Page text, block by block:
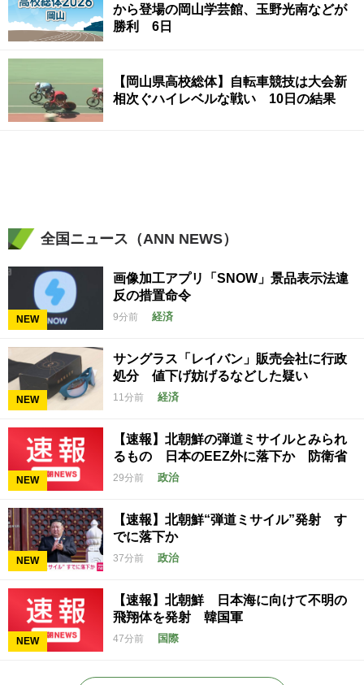
から登場の岡山学芸館、玉野光南などが
勝利 6日
【岡山県高校総体】自転車競技は大会新
相次ぐハイレベルな戦い 10日の結果
全国ニュース（ANN NEWS）
NEW
画像加工アプリ「SNOW」景品表示法違
反の措置命令
9分前 経済
NEW
サングラス「レイバン」販売会社に行政
処分 値下げ妨げるなどした疑い
11分前 経済
NEW
【速報】北朝鮮の弾道ミサイルとみられ
るもの 日本のEEZ外に落下か 防衛省
29分前 政治
NEW
【速報】北朝鮮“弾道ミサイル”発射 す
でに落下か
37分前 政治
NEW
【速報】北朝鮮 日本海に向けて不明の
飛翔体を発射 韓国軍
47分前 国際